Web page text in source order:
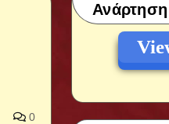
0
Ανάρτηση